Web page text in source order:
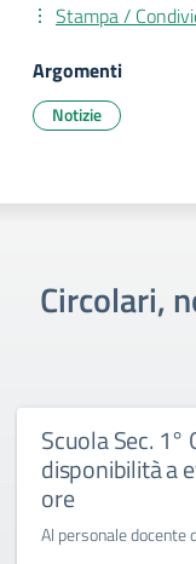
Stampa /
Argomenti
Notizie
Circolari,
Scuola Sec. 1°
disponibilità a
ore
Al personale docente